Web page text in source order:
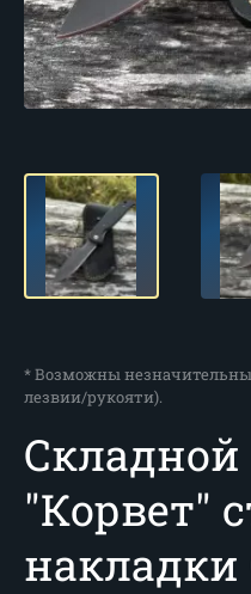
* Возможны
лезвии/рукояти).
"Корвет"
накладки